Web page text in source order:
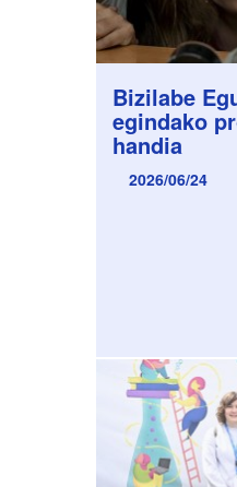
Bizilabe
egindako
handia
2026/06/24